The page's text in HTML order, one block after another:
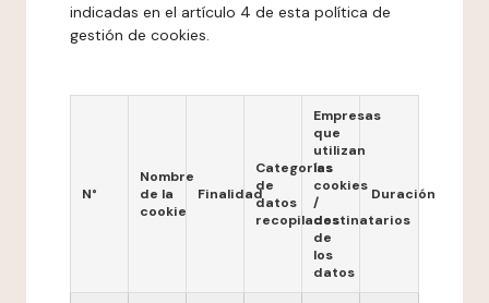
indicadas en el artículo 4 de esta política de
gestión de cookies.
N°
Nombre
de la
cookie
Finalidad
Categorías
de
datos
recopilados
Empresas
que
utilizan
las
cookies
/
destinatarios
de
los
datos
Duración